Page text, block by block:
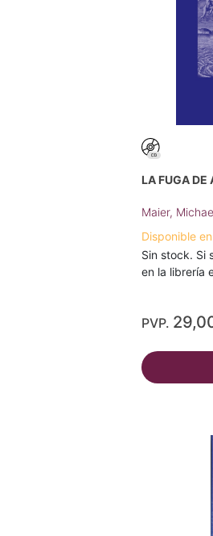
LA FUGA DE
Maier,
Disponible
Sin stock. Si
en la librería
PVP.